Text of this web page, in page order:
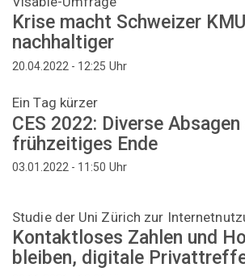
Krise macht Schweizer
nachhaltiger
20.04.2022 - 12:25 Uhr
Ein Tag kürzer
CES 2022: Diverse
frühzeitiges Ende
03.01.2022 - 11:50 Uhr
Studie der Uni Zürich zur
Kontaktloses Zahlen und
bleiben, digitale